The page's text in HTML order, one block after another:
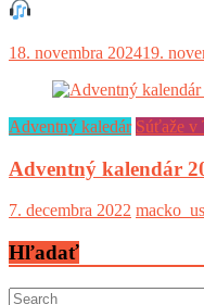
18. novembra 202419.
Adventný kaledár Súťaže v
Adventný kalendár
7. decembra 2022
Hľadať